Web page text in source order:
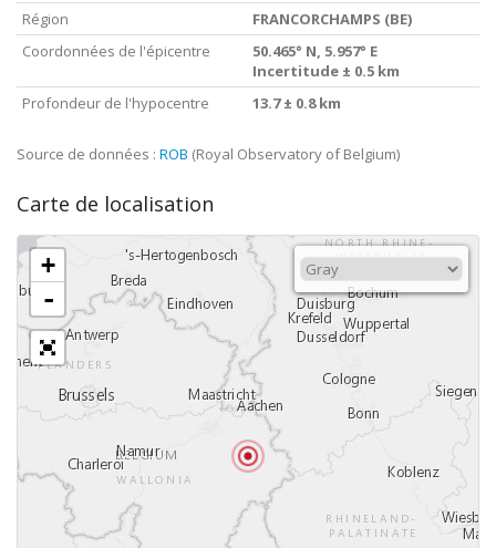
Région
FRANCORCHAMPS (BE)
Coordonnées de l'épicentre
50.465° N, 5.957° E
Incertitude ± 0.5 km
Profondeur de l'hypocentre
13.7 ± 0.8 km
Source de données : ROB (Royal Observatory of Belgium)
Carte de localisation
+
-